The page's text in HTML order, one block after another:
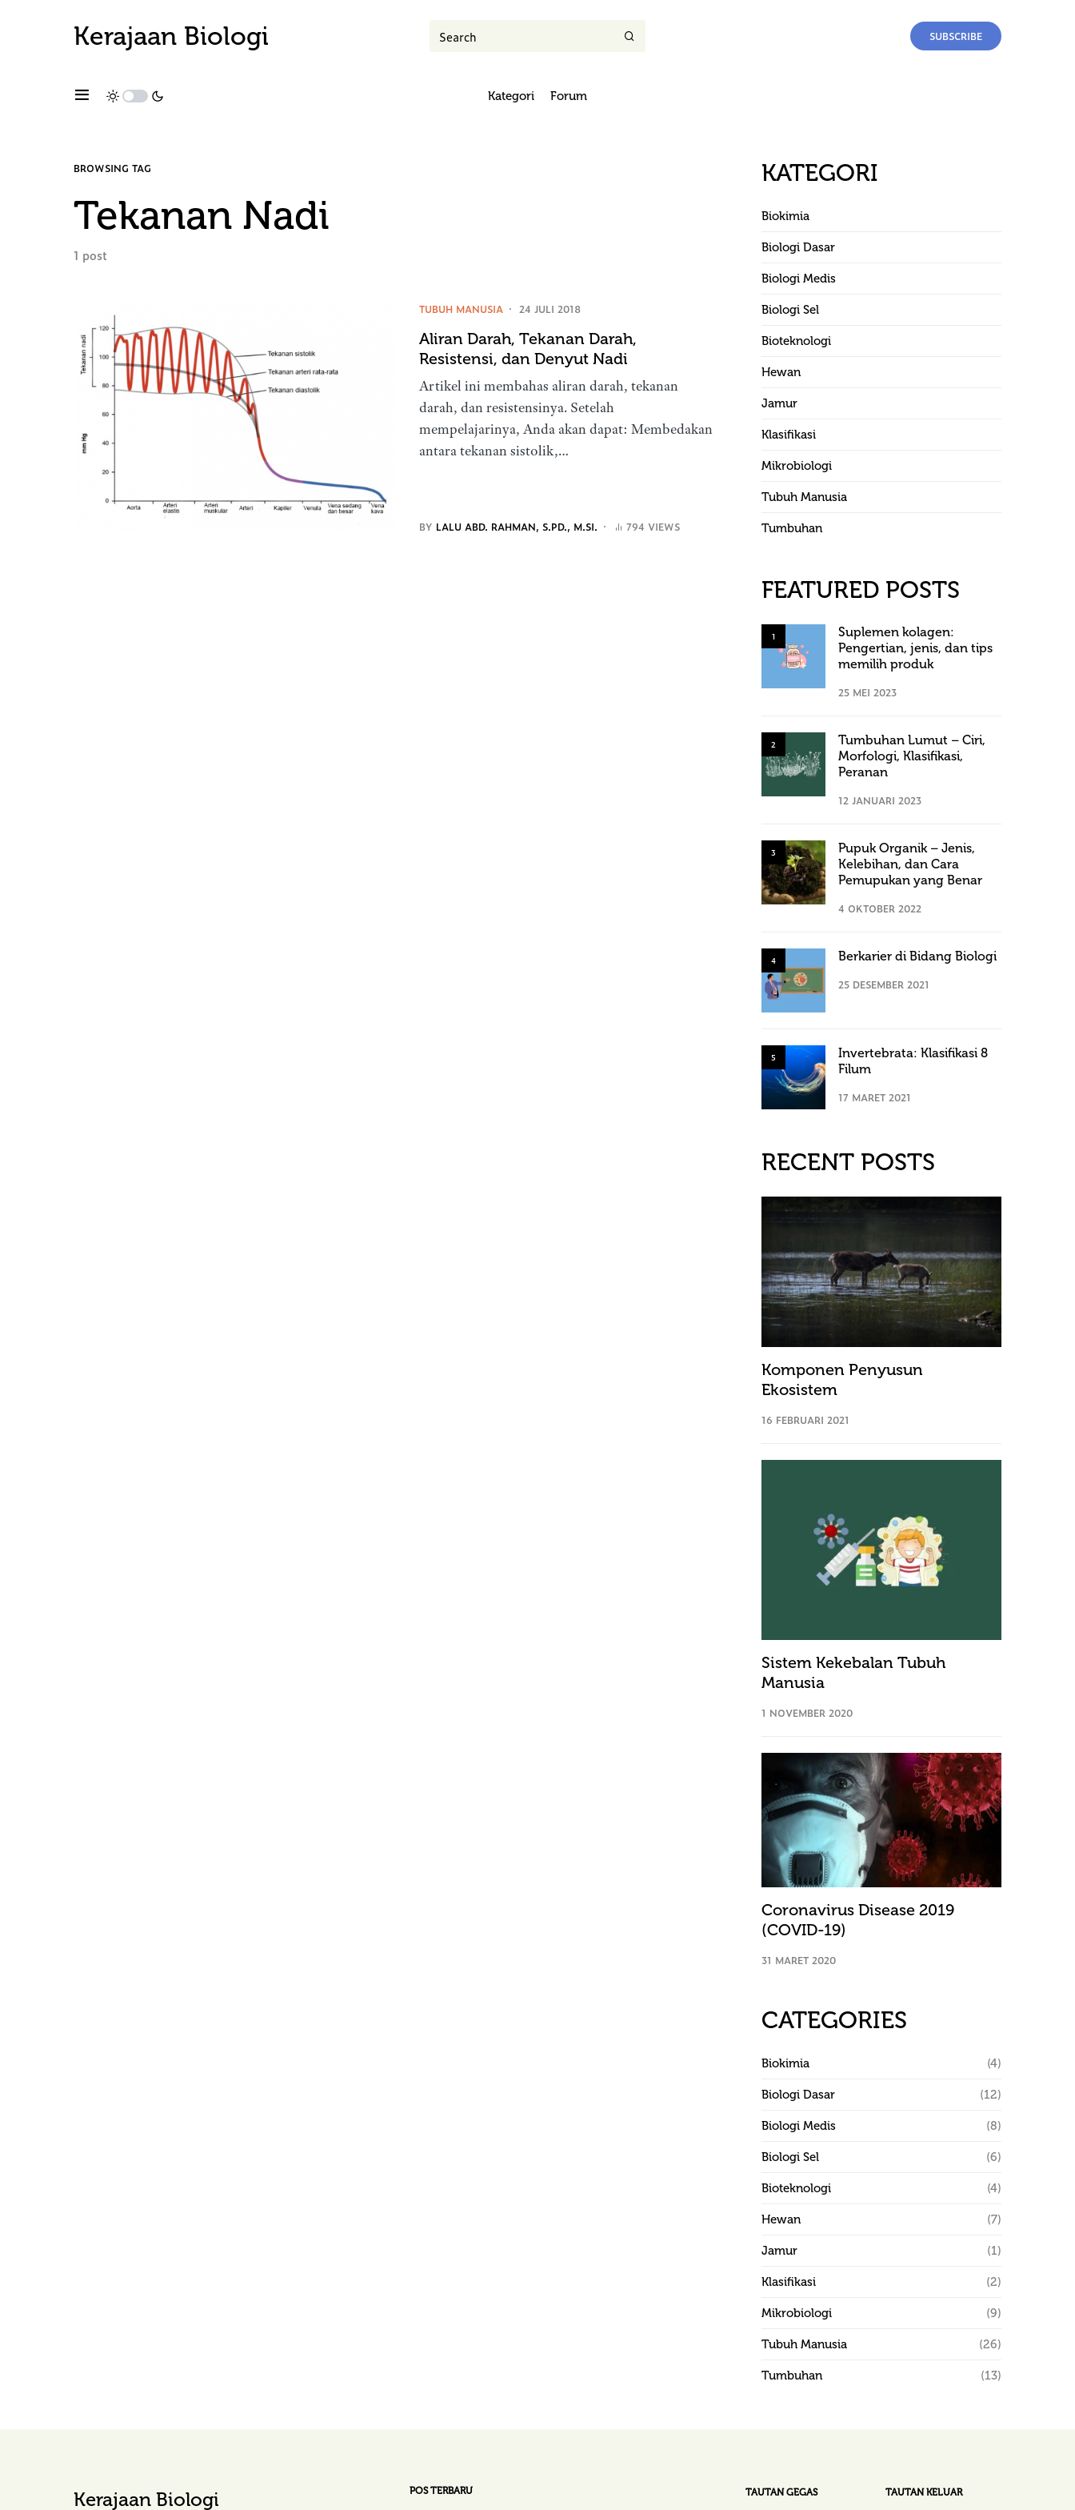
Kerajaan Biologi SUBSCRIBE
Kategori Forum
BROWSING TAG
Tekanan Nadi
1 post
TUBUH MANUSIA 24 JULI 2018
Aliran Darah, Tekanan Darah,
Resistensi, dan Denyut Nadi
Artikel ini membahas aliran darah, tekanan
darah, dan resistensinya. Setelah
mempelajarinya, Anda akan dapat: Membedakan
antara tekanan sistolik,…
BY LALU ABD. RAHMAN, S.PD., M.SI. 794 VIEWS
KATEGORI
Biokimia
Biologi Dasar
Biologi Medis
Biologi Sel
Bioteknologi
Hewan
Jamur
Klasifikasi
Mikrobiologi
Tubuh Manusia
Tumbuhan
FEATURED POSTS
1
Suplemen kolagen:
Pengertian, jenis, dan tips
memilih produk
25 MEI 2023
2
Tumbuhan Lumut – Ciri,
Morfologi, Klasifikasi,
Peranan
12 JANUARI 2023
3
Pupuk Organik – Jenis,
Kelebihan, dan Cara
Pemupukan yang Benar
4 OKTOBER 2022
4 Berkarier di Bidang Biologi
25 DESEMBER 2021
5
Invertebrata: Klasifikasi 8
Filum
17 MARET 2021
RECENT POSTS
Komponen Penyusun
Ekosistem
16 FEBRUARI 2021
Sistem Kekebalan Tubuh
Manusia
1 NOVEMBER 2020
Coronavirus Disease 2019
(COVID-19)
31 MARET 2020
CATEGORIES
Biokimia (4)
Biologi Dasar (12)
Biologi Medis (8)
Biologi Sel (6)
Bioteknologi (4)
Hewan (7)
Jamur (1)
Klasifikasi (2)
Mikrobiologi (9)
Tubuh Manusia (26)
Tumbuhan (13)
Kerajaan Biologi POS TERBARU TAUTAN GEGAS TAUTAN KELUAR